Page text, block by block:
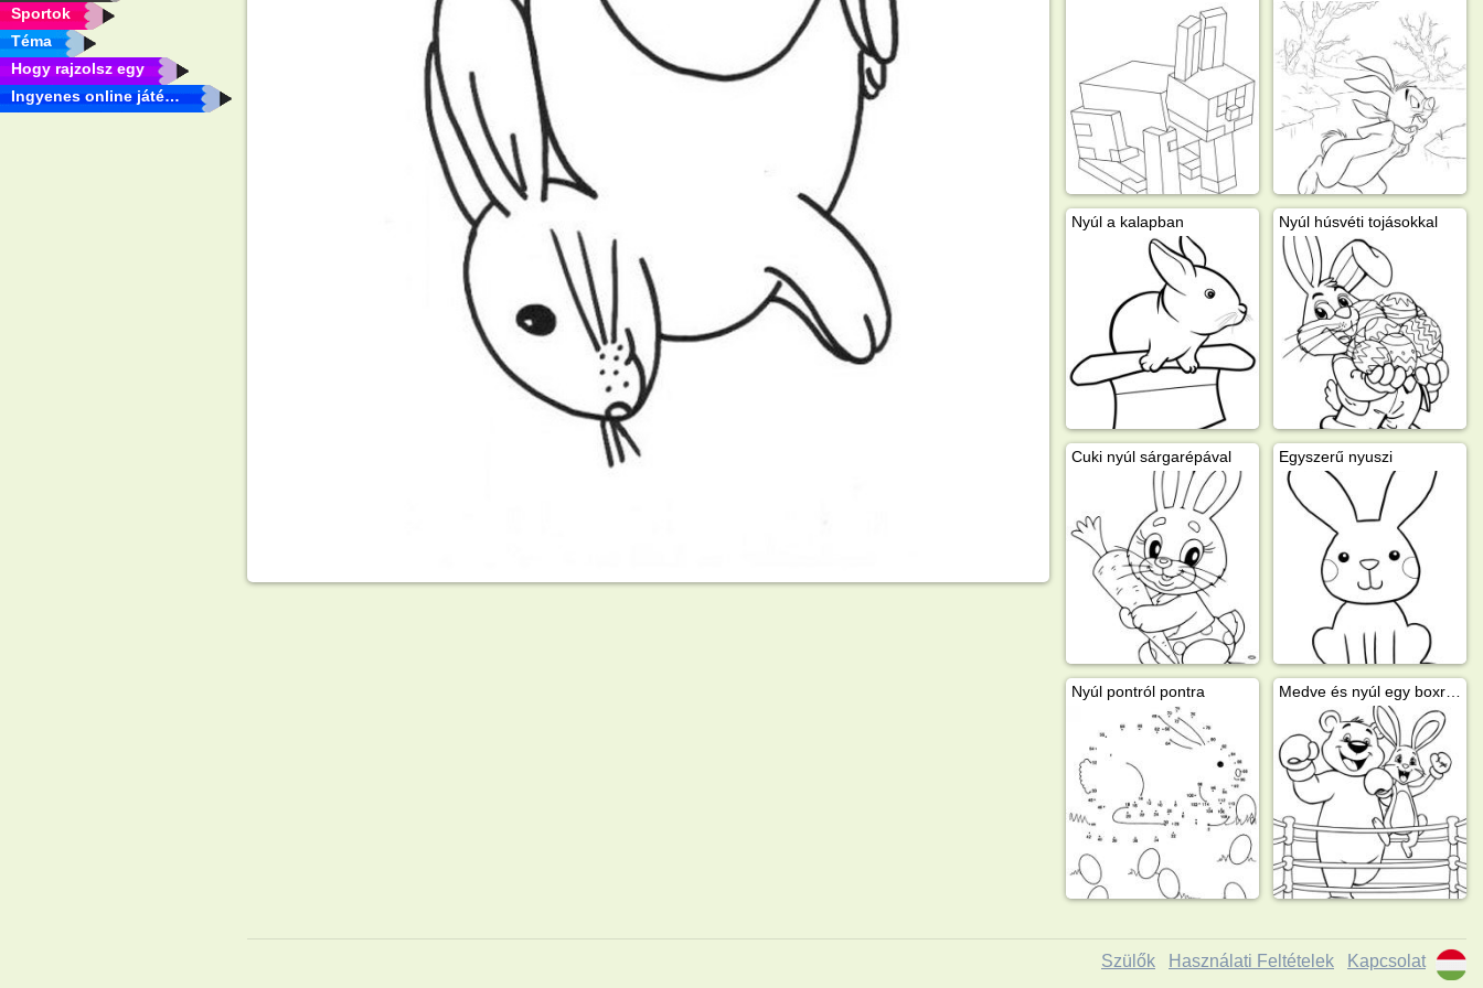
Sportok
Téma
Hogy rajzolsz egy
Ingyenes online játékok
Nyúl a kalapban Nyúl húsvéti tojásokkal
Cuki nyúl sárgarépával Egyszerű nyuszi
Nyúl pontról pontra Medve és nyúl egy boxringben
Szülők Használati Feltételek Kapcsolat